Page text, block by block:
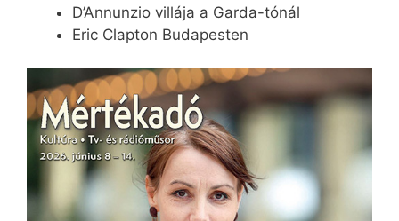
D’Annunzio villája a Garda-tónál
Eric Clapton Budapesten